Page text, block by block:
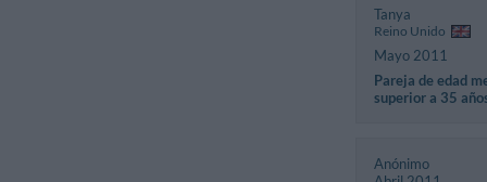
Tanya
Reino Unido
Mayo 2011
Pareja de edad
superior a 35
Anónimo